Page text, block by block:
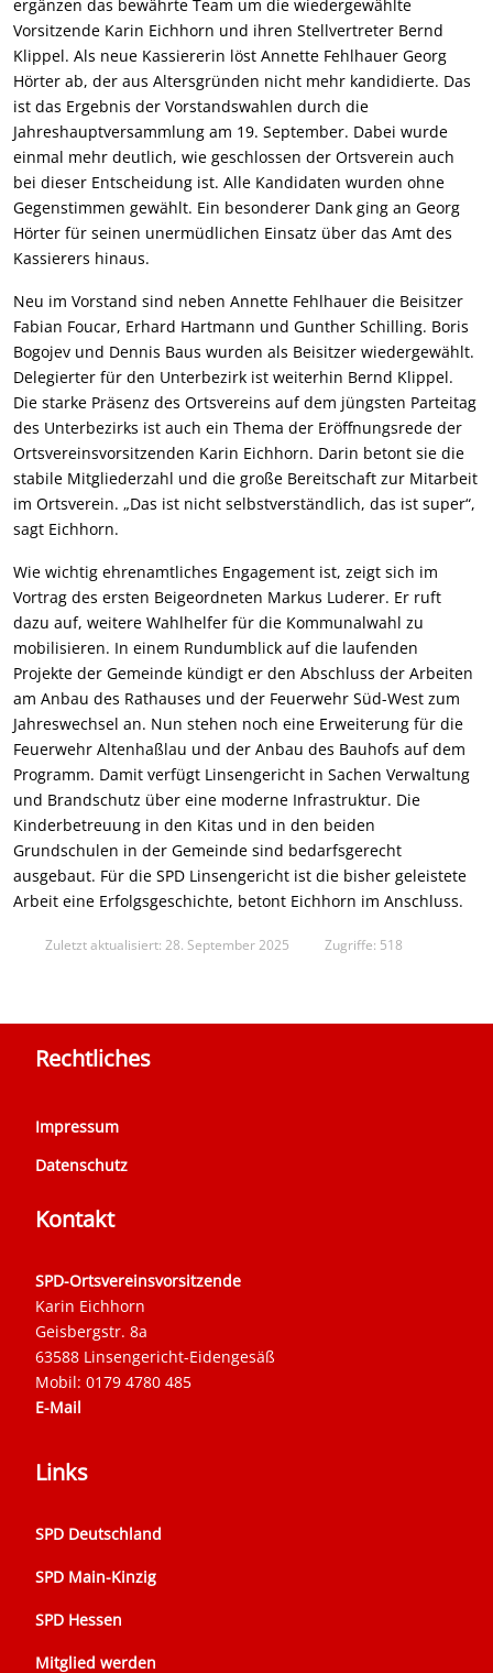
ergänzen das bewährte Team um die wiedergewählte
Vorsitzende Karin Eichhorn und ihren Stellvertreter Bernd
Klippel. Als neue Kassiererin löst Annette Fehlhauer Georg
Hörter ab, der aus Altersgründen nicht mehr kandidierte. Das
ist das Ergebnis der Vorstandswahlen durch die
Jahreshauptversammlung am 19. September. Dabei wurde
einmal mehr deutlich, wie geschlossen der Ortsverein auch
bei dieser Entscheidung ist. Alle Kandidaten wurden ohne
Gegenstimmen gewählt. Ein besonderer Dank ging an Georg
Hörter für seinen unermüdlichen Einsatz über das Amt des
Kassierers hinaus.
Neu im Vorstand sind neben Annette Fehlhauer die Beisitzer
Fabian Foucar, Erhard Hartmann und Gunther Schilling. Boris
Bogojev und Dennis Baus wurden als Beisitzer wiedergewählt.
Delegierter für den Unterbezirk ist weiterhin Bernd Klippel.
Die starke Präsenz des Ortsvereins auf dem jüngsten Parteitag
des Unterbezirks ist auch ein Thema der Eröffnungsrede der
Ortsvereinsvorsitzenden Karin Eichhorn. Darin betont sie die
stabile Mitgliederzahl und die große Bereitschaft zur Mitarbeit
im Ortsverein. „Das ist nicht selbstverständlich, das ist super“,
sagt Eichhorn.
Wie wichtig ehrenamtliches Engagement ist, zeigt sich im
Vortrag des ersten Beigeordneten Markus Luderer. Er ruft
dazu auf, weitere Wahlhelfer für die Kommunalwahl zu
mobilisieren. In einem Rundumblick auf die laufenden
Projekte der Gemeinde kündigt er den Abschluss der Arbeiten
am Anbau des Rathauses und der Feuerwehr Süd-West zum
Jahreswechsel an. Nun stehen noch eine Erweiterung für die
Feuerwehr Altenhaßlau und der Anbau des Bauhofs auf dem
Programm. Damit verfügt Linsengericht in Sachen Verwaltung
und Brandschutz über eine moderne Infrastruktur. Die
Kinderbetreuung in den Kitas und in den beiden
Grundschulen in der Gemeinde sind bedarfsgerecht
ausgebaut. Für die SPD Linsengericht ist die bisher geleistete
Arbeit eine Erfolgsgeschichte, betont Eichhorn im Anschluss.
Zuletzt aktualisiert: 28. September 2025 Zugriffe: 518
Rechtliches
Impressum
Datenschutz
Kontakt
SPD-Ortsvereinsvorsitzende
Karin Eichhorn
Geisbergstr. 8a
63588 Linsengericht-Eidengesäß
Mobil: 0179 4780 485
E-Mail
Links
SPD Deutschland
SPD Main-Kinzig
SPD Hessen
Mitglied werden